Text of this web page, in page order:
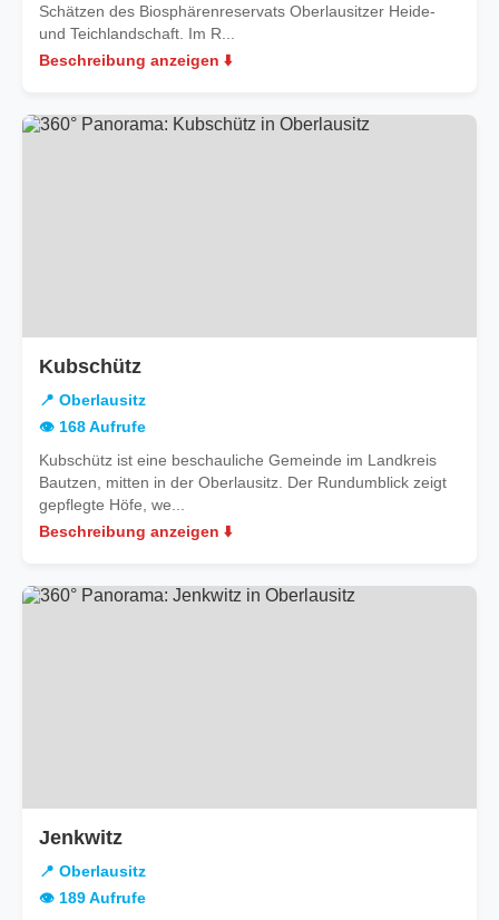
Schätzen des Biosphärenreservats Oberlausitzer Heide-
und Teichlandschaft. Im R...
Beschreibung anzeigen ⬇️
Kubschütz
📍 Oberlausitz
👁️ 168 Aufrufe
Kubschütz ist eine beschauliche Gemeinde im Landkreis
Bautzen, mitten in der Oberlausitz. Der Rundumblick zeigt
gepflegte Höfe, we...
Beschreibung anzeigen ⬇️
Jenkwitz
Oberlausitz
📍 Oberlausitz
👁️ 189 Aufrufe